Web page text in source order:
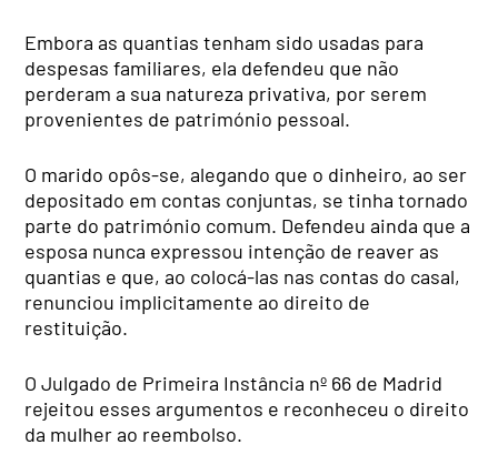
Embora as quantias tenham sido usadas para
despesas familiares, ela defendeu que não
perderam a sua natureza privativa, por serem
provenientes de património pessoal.
O marido opôs-se, alegando que o dinheiro, ao ser
depositado em contas conjuntas, se tinha tornado
parte do património comum. Defendeu ainda que a
esposa nunca expressou intenção de reaver as
quantias e que, ao colocá-las nas contas do casal,
renunciou implicitamente ao direito de
restituição.
O Julgado de Primeira Instância nº 66 de Madrid
rejeitou esses argumentos e reconheceu o direito
da mulher ao reembolso.